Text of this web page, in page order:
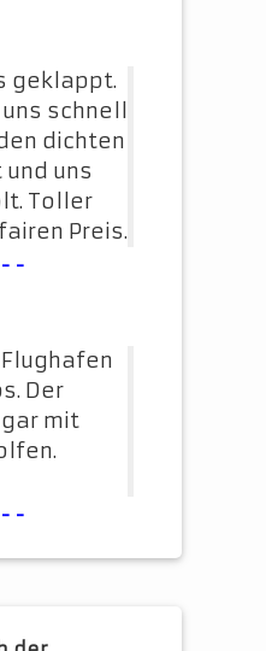
geklappt.
schnell
dichten
uns
Toller
Preis.
Der
mit